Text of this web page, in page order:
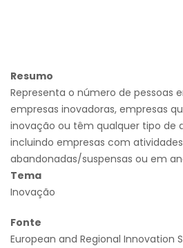
Resumo
Representa o número de pessoas
empresas inovadoras, empresas
inovação ou têm qualquer tipo de
incluindo empresas com
abandonadas/suspensas ou em
Tema
Inovação
Fonte
European and Regional Innovation